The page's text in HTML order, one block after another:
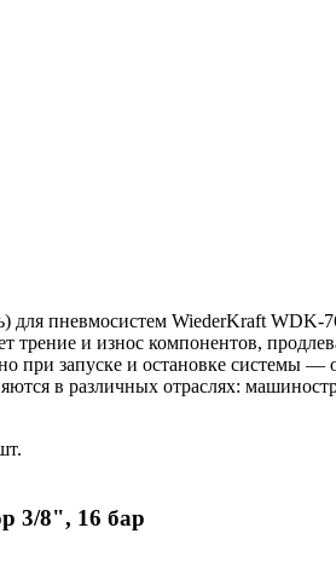
для пневмосистем WiederKraft
трение и износ компонентов,
при запуске и остановке системы
в различных отраслях:
3/8", 16 бар